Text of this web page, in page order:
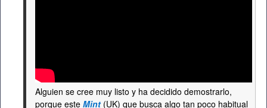
Alguien se cree muy listo y ha decidido demostrarlo,
porque este Mint (UK) que busca algo tan poco habitual